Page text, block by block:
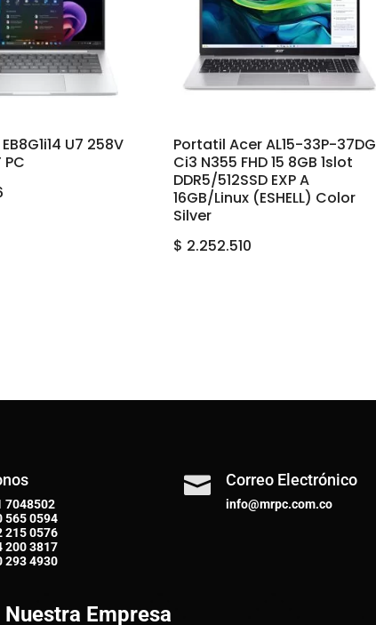
U7 258V
PC
Portatil Acer AL15-33P-37DG
Ci3 N355 FHD 15 8GB 1slot
DDR5/512SSD EXP A
16GB/Linux (ESHELL) Color
Silver
$ 2.252.510
7048502
565 0594
215 0576
200 3817
293 4930
 Correo Electrónico
info@mrpc.com.co
Nuestra Empresa